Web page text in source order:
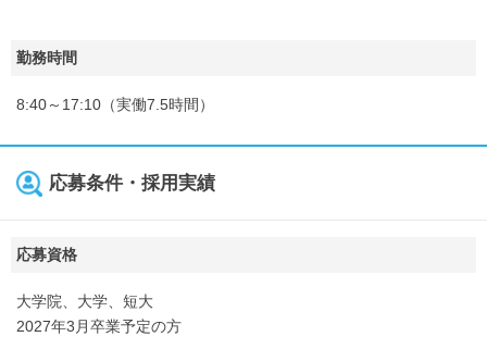
勤務時間
8:40～17:10（実働7.5時間）
応募条件・採用実績
応募資格
大学院、大学、短大
2027年3月卒業予定の方